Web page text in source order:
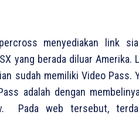
menyediakan link
yang berada diluar Amerika.
sudah memiliki Video Pass.
adalah dengan
Pada web tersebut,